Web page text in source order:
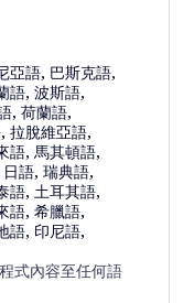
亞語, 巴斯克語,
語,波斯語,
,荷蘭語,
,拉脫維亞語,
語, 馬其頓語,
日語,瑞典語,
語, 土耳其語,
語,希臘語,
語, 印尼語,
式內容至任何語